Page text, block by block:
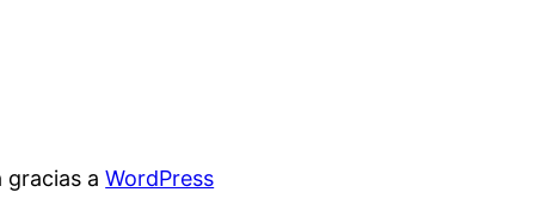
gracias aWordPress